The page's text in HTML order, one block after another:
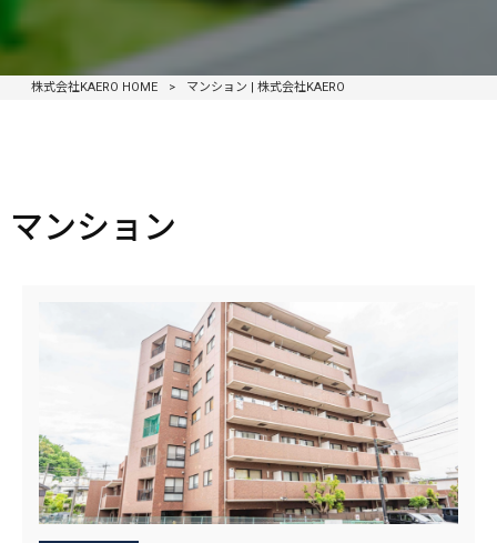
株式会社KAERO HOME > マンション | 株式会社KAERO
マンション